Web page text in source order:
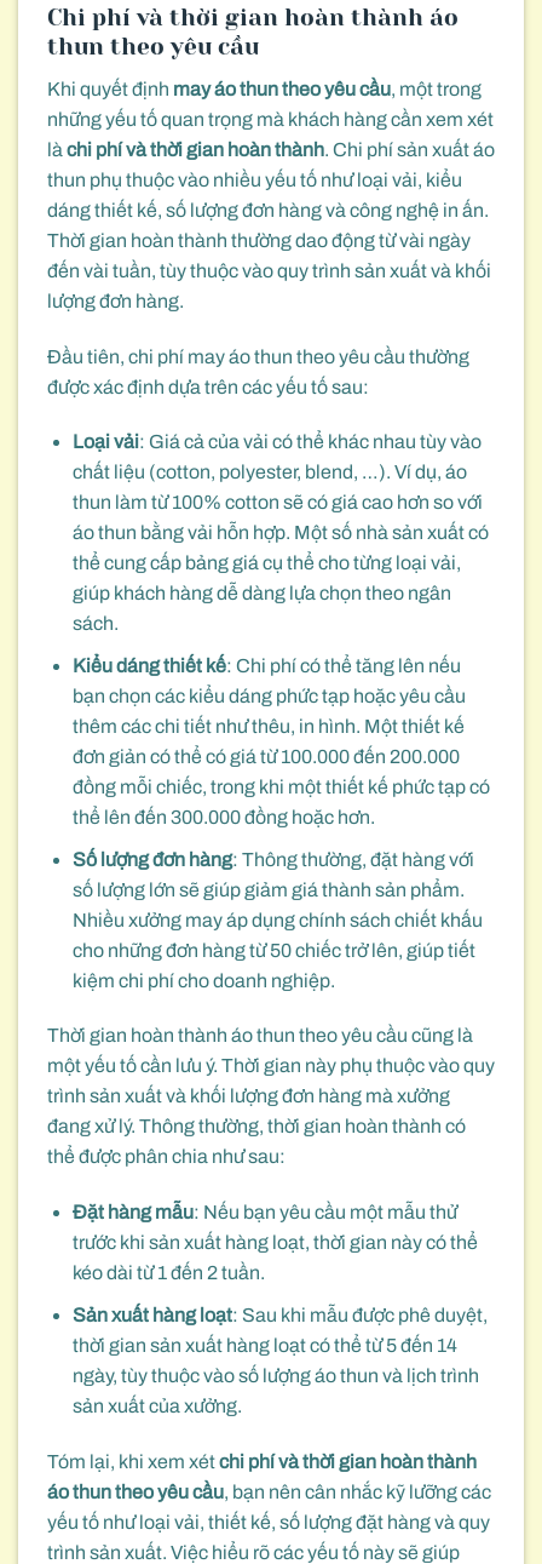
Chi phí và thời gian hoàn thành áo
thun theo yêu cầu
Khi quyết định may áo thun theo yêu cầu, một trong
những yếu tố quan trọng mà khách hàng cần xem xét
là chi phí và thời gian hoàn thành. Chi phí sản xuất áo
thun phụ thuộc vào nhiều yếu tố như loại vải, kiểu
dáng thiết kế, số lượng đơn hàng và công nghệ in ấn.
Thời gian hoàn thành thường dao động từ vài ngày
đến vài tuần, tùy thuộc vào quy trình sản xuất và khối
lượng đơn hàng.
Đầu tiên, chi phí may áo thun theo yêu cầu thường
được xác định dựa trên các yếu tố sau:
Loại vải: Giá cả của vải có thể khác nhau tùy vào
chất liệu (cotton, polyester, blend, …). Ví dụ, áo
thun làm từ 100% cotton sẽ có giá cao hơn so với
áo thun bằng vải hỗn hợp. Một số nhà sản xuất có
thể cung cấp bảng giá cụ thể cho từng loại vải,
giúp khách hàng dễ dàng lựa chọn theo ngân
sách.
Kiểu dáng thiết kế: Chi phí có thể tăng lên nếu
bạn chọn các kiểu dáng phức tạp hoặc yêu cầu
thêm các chi tiết như thêu, in hình. Một thiết kế
đơn giản có thể có giá từ 100.000 đến 200.000
đồng mỗi chiếc, trong khi một thiết kế phức tạp có
thể lên đến 300.000 đồng hoặc hơn.
Số lượng đơn hàng: Thông thường, đặt hàng với
số lượng lớn sẽ giúp giảm giá thành sản phẩm.
Nhiều xưởng may áp dụng chính sách chiết khấu
cho những đơn hàng từ 50 chiếc trở lên, giúp tiết
kiệm chi phí cho doanh nghiệp.
Thời gian hoàn thành áo thun theo yêu cầu cũng là
một yếu tố cần lưu ý. Thời gian này phụ thuộc vào quy
trình sản xuất và khối lượng đơn hàng mà xưởng
đang xử lý. Thông thường, thời gian hoàn thành có
thể được phân chia như sau:
Đặt hàng mẫu: Nếu bạn yêu cầu một mẫu thử
trước khi sản xuất hàng loạt, thời gian này có thể
kéo dài từ 1 đến 2 tuần.
Sản xuất hàng loạt: Sau khi mẫu được phê duyệt,
thời gian sản xuất hàng loạt có thể từ 5 đến 14
ngày, tùy thuộc vào số lượng áo thun và lịch trình
sản xuất của xưởng.
Tóm lại, khi xem xétchi phí và thời gian hoàn thành
áo thun theo yêu cầu, bạn nên cân nhắc kỹ lưỡng các
yếu tố như loại vải, thiết kế, số lượng đặt hàng và quy
trình sản xuất. Việc hiểu rõ các yếu tố này sẽ giúp